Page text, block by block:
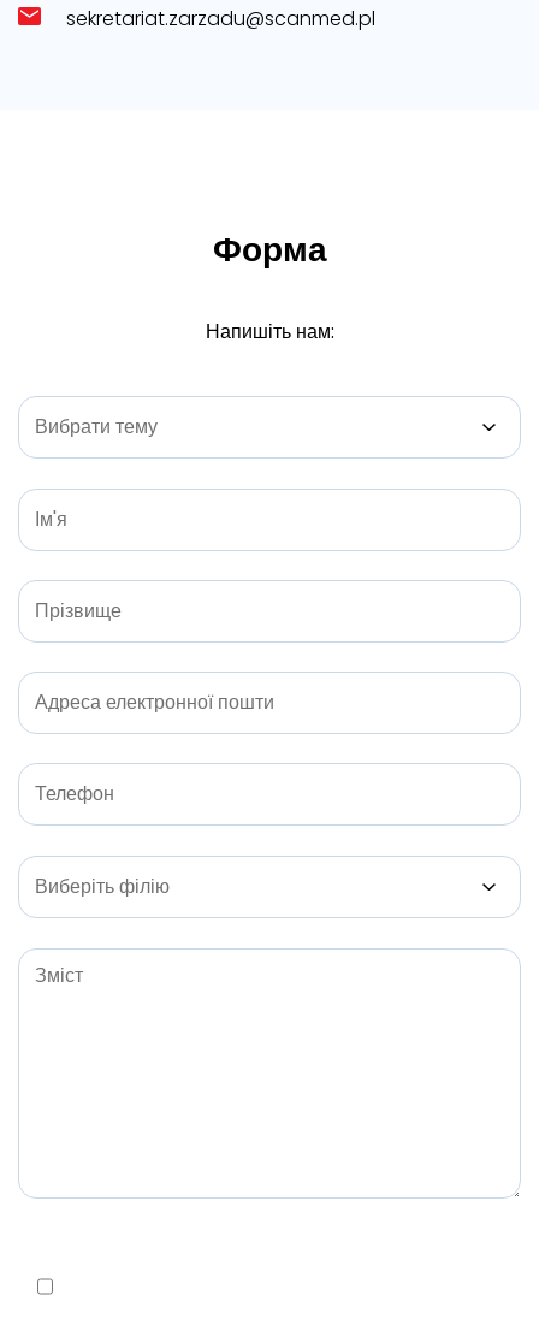
sekretariat.zarzadu@scanmed.pl
Форма
Напишіть нам: